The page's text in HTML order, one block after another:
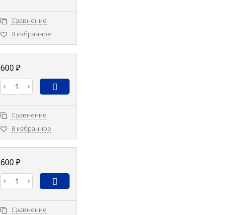
Сравнение
В избранное
600 ₽
Сравнение
В избранное
600 ₽
Сравнение